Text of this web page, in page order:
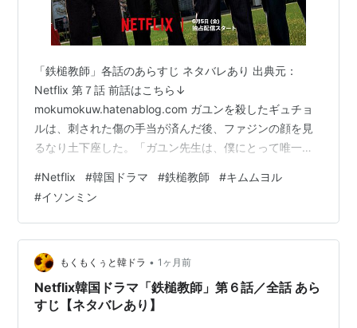
「鉄槌教師」各話のあらすじ ネタバレあり 出典元：
Netflix 第７話 前話はこちら↓
mokumokuw.hatenablog.com ガユンを殺したギュチョ
ルは、刺された傷の手当が済んだ後、ファジンの顔を見
るなり土下座した。「ガユン先生は、僕にとって唯一の
ぬまで反省しながら生きていきます。穏やかに生きよう
なんて思ってません…ごめんさい！」と号泣する。ファ
ジンは何も言わずにそこから立ち去った。ファジンが立
ち去った後、泣いていたギュチョルはすっと真顔に戻
り、平然と立ち上がった。教権保護局に１人の男が押し
かけて来た。男は、非常に差し迫った様子で…
#Netflix #韓国ドラマ #鉄槌教師 #キムムヨル
#イソンミン
もくもくぅと韓ドラ • 1ヶ月前
Netflix韓国ドラマ「鉄槌教師」第６話／全話 あら
すじ【ネタバレあり】